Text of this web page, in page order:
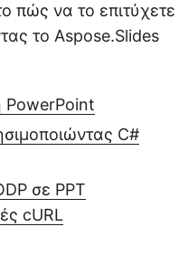
πώς να το επιτύχετε
το Aspose.Slides
PowerPoint
C#
σε PPT
cURL